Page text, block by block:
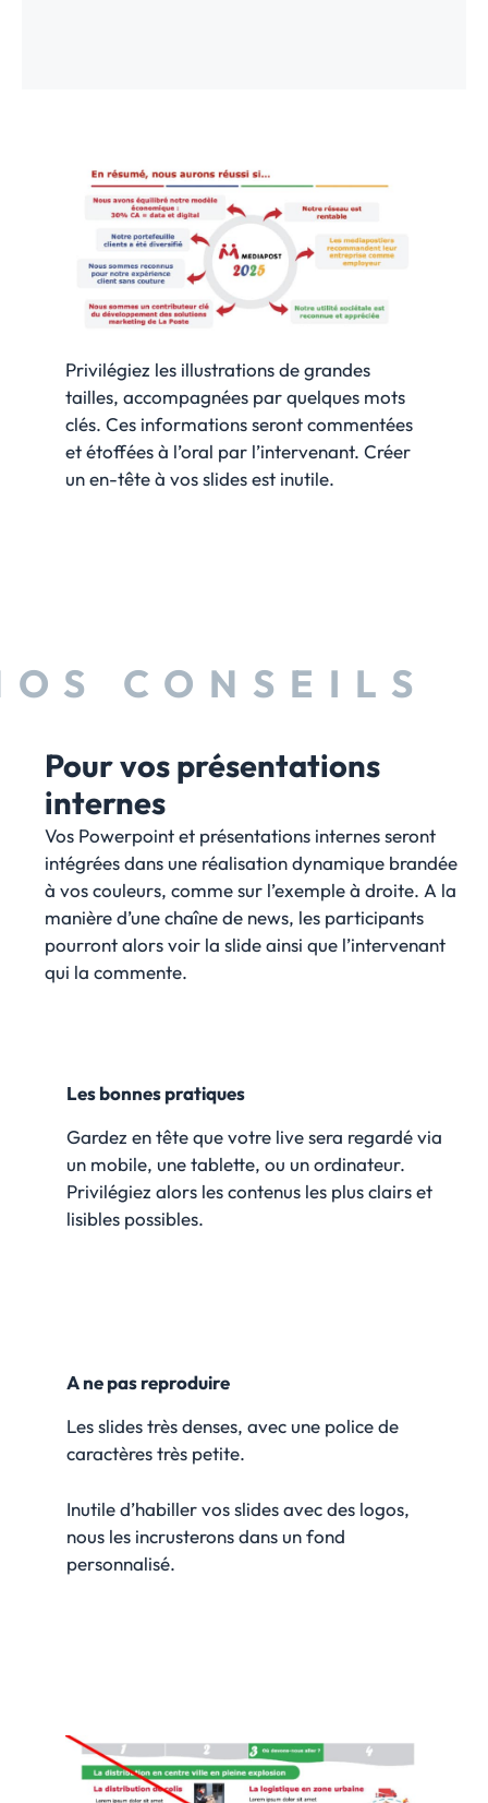
CONSEILS
Pour vos présentations
internes
Vos Powerpoint et présentations internes seront
intégrées dans une réalisation dynamique brandée
à vos couleurs, comme sur l’exemple à droite. A la
manière d’une chaîne de news, les participants
pourront alors voir la slide ainsi que l’intervenant
qui la commente.
Les bonnes pratiques
Gardez en tête que votre live sera regardé via
un mobile, une tablette, ou un ordinateur.
Privilégiez alors les contenus les plus clairs et
lisibles possibles.
A ne pas reproduire
Les slides très denses, avec une police de
caractères très petite.
Inutile d’habiller vos slides avec des logos,
nous les incrusterons dans un fond
personnalisé.
Privilégiez les illustrations de grandes
tailles, accompagnées par quelques mots
clés. Ces informations seront commentées
et étoffées à l’oral par l’intervenant. Créer
un en-tête à vos slides est inutile.